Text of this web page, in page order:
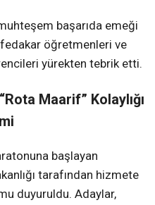
başarıda emeği
öğretmenleri ve
yürekten tebrik etti.
Maarif” Kolaylığı
başlayan
tarafından hizmete
duyuruldu. Adaylar,